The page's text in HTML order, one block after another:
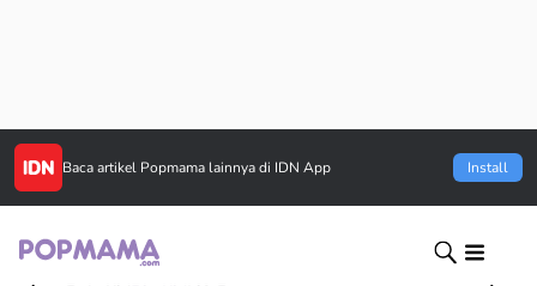
Baca artikel Popmama lainnya di IDN App Install